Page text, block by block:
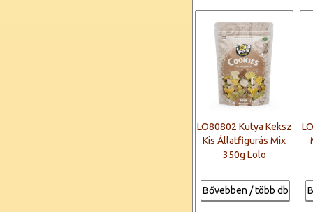
LO80802 Kutya Keksz
Kis Állatfigurás Mix
350g Lolo
Bővebben / több db